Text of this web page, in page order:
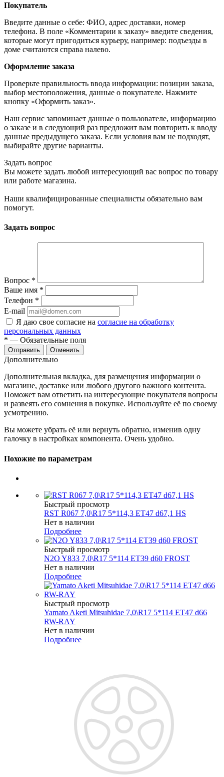
Покупатель
Введите данные о себе: ФИО, адрес доставки, номер
телефона. В поле «Комментарии к заказу» введите сведения,
которые могут пригодиться курьеру, например: подъезды в
доме считаются справа налево.
Оформление заказа
Проверьте правильность ввода информации: позиции заказа,
выбор местоположения, данные о покупателе. Нажмите
кнопку «Оформить заказ».
Наш сервис запоминает данные о пользователе, информацию
о заказе и в следующий раз предложит вам повторить к вводу
данные предыдущего заказа. Если условия вам не подходят,
выбирайте другие варианты.
Задать вопрос
Вы можете задать любой интересующий вас вопрос по товару
или работе магазина.
Наши квалифицированные специалисты обязательно вам
помогут.
Задать вопрос
Вопрос *
Ваше имя *
Телефон *
E-mail
Я даю свое согласие на согласие на обработку
персональных данных
* — Обязательные поля
Отменить
Дополнительно
Дополнительная вкладка, для размещения информации о
магазине, доставке или любого другого важного контента.
Поможет вам ответить на интересующие покупателя вопросы
и развеять его сомнения в покупке. Используйте её по своему
усмотрению.
Вы можете убрать её или вернуть обратно, изменив одну
галочку в настройках компонента. Очень удобно.
Похожие по параметрам
Быстрый просмотр
RST R067 7,0\R17 5*114,3 ET47 d67,1 HS
Нет в наличии
Подробнее
Быстрый просмотр
N2O Y833 7,0\R17 5*114 ET39 d60 FROST
Нет в наличии
Подробнее
Быстрый просмотр
Yamato Aketi Mitsuhidae 7,0\R17 5*114 ET47 d66
RW-RAY
Нет в наличии
Подробнее